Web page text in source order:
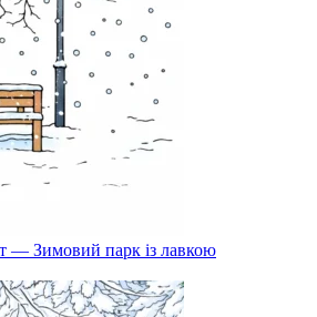
— Зимовий парк із лавкою